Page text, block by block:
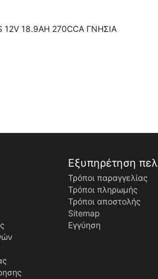
18.9AH 270CCA ΓΝΗΣΙΑ
Εξυπηρέτηση
Τρόποι παραγγελίας
Τρόποι πληρωμής
Τρόποι αποστολής
Sitemap
Εγγύηση